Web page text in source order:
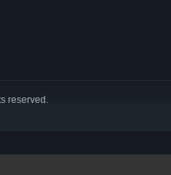
reserved.